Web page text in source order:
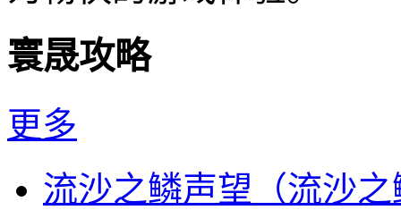
寰晟攻略
更多
流沙之鳞声望（流沙